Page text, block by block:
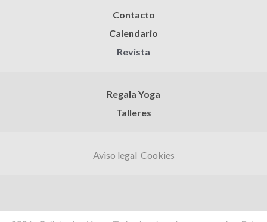
Contacto
Calendario
Revista
Regala Yoga
Talleres
Aviso legal Cookies